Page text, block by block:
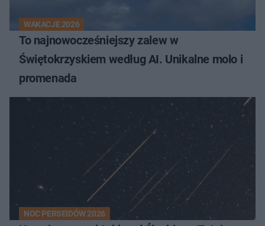
WAKACJE 2026
To najnowocześniejszy zalew w
Świętokrzyskiem według AI. Unikalne molo i
promenada
NOC PERSEIDÓW 2026